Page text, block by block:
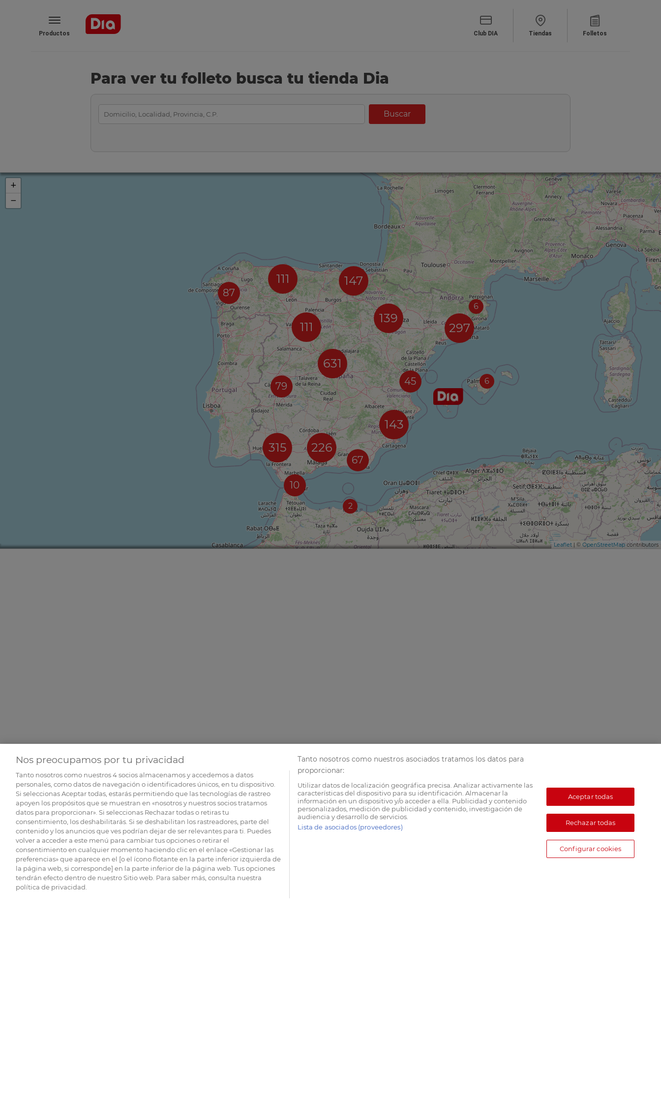
Productos Club DIA Tiendas Folletos
Para ver tu folleto busca tu tienda Dia
87
111 147
2
6
111
79
631
10
226
315
6
139
297
67
45
143
+
−
Leaflet | © OpenStreetMapcontributors
Nos preocupamos por tu privacidad
Tanto nosotros como nuestros4socios almacenamos y accedemos a datos
personales, como datos de navegación o identificadores únicos, en tu dispositivo.
Si seleccionas Aceptar todas, estarás permitiendo que las tecnologías de rastreo
apoyen los propósitos que se muestran en «nosotros y nuestros socios tratamos
datos para proporcionar». Si seleccionas Rechazar todas o retiras tu
consentimiento, los deshabilitarás. Si se deshabilitan los rastreadores, parte del
contenido y los anuncios que ves podrían dejar de ser relevantes para ti. Puedes
volver a acceder a este menú para cambiar tus opciones o retirar el
consentimiento en cualquier momento haciendo clic en el enlace «Gestionar las
preferencias» que aparece en el [o el ícono flotante en la parte inferior izquierda de
la página web, si corresponde] en la parte inferior de la página web. Tus opciones
tendrán efecto dentro de nuestro Sitio web. Para saber más, consulta nuestra
política de privacidad.
Tanto nosotros como nuestros asociados tratamos los datos para
proporcionar:
Utilizar datos de localización geográfica precisa. Analizar activamente las
características del dispositivo para su identificación. Almacenar la
información en un dispositivo y/o acceder a ella. Publicidad y contenido
personalizados, medición de publicidad y contenido, investigación de
audiencia y desarrollo de servicios.
Lista de asociados (proveedores)
Aceptar todas
Rechazar todas
Configurar cookies